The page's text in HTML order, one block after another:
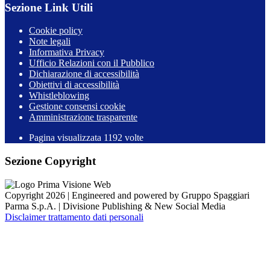
Sezione Link Utili
Cookie policy
Note legali
Informativa Privacy
Ufficio Relazioni con il Pubblico
Dichiarazione di accessibilità
Obiettivi di accessibilità
Whistleblowing
Gestione consensi cookie
Amministrazione trasparente
Pagina visualizzata 1192 volte
Sezione Copyright
Copyright 2026 | Engineered and powered by Gruppo Spaggiari
Parma S.p.A. | Divisione Publishing & New Social Media
Disclaimer trattamento dati personali